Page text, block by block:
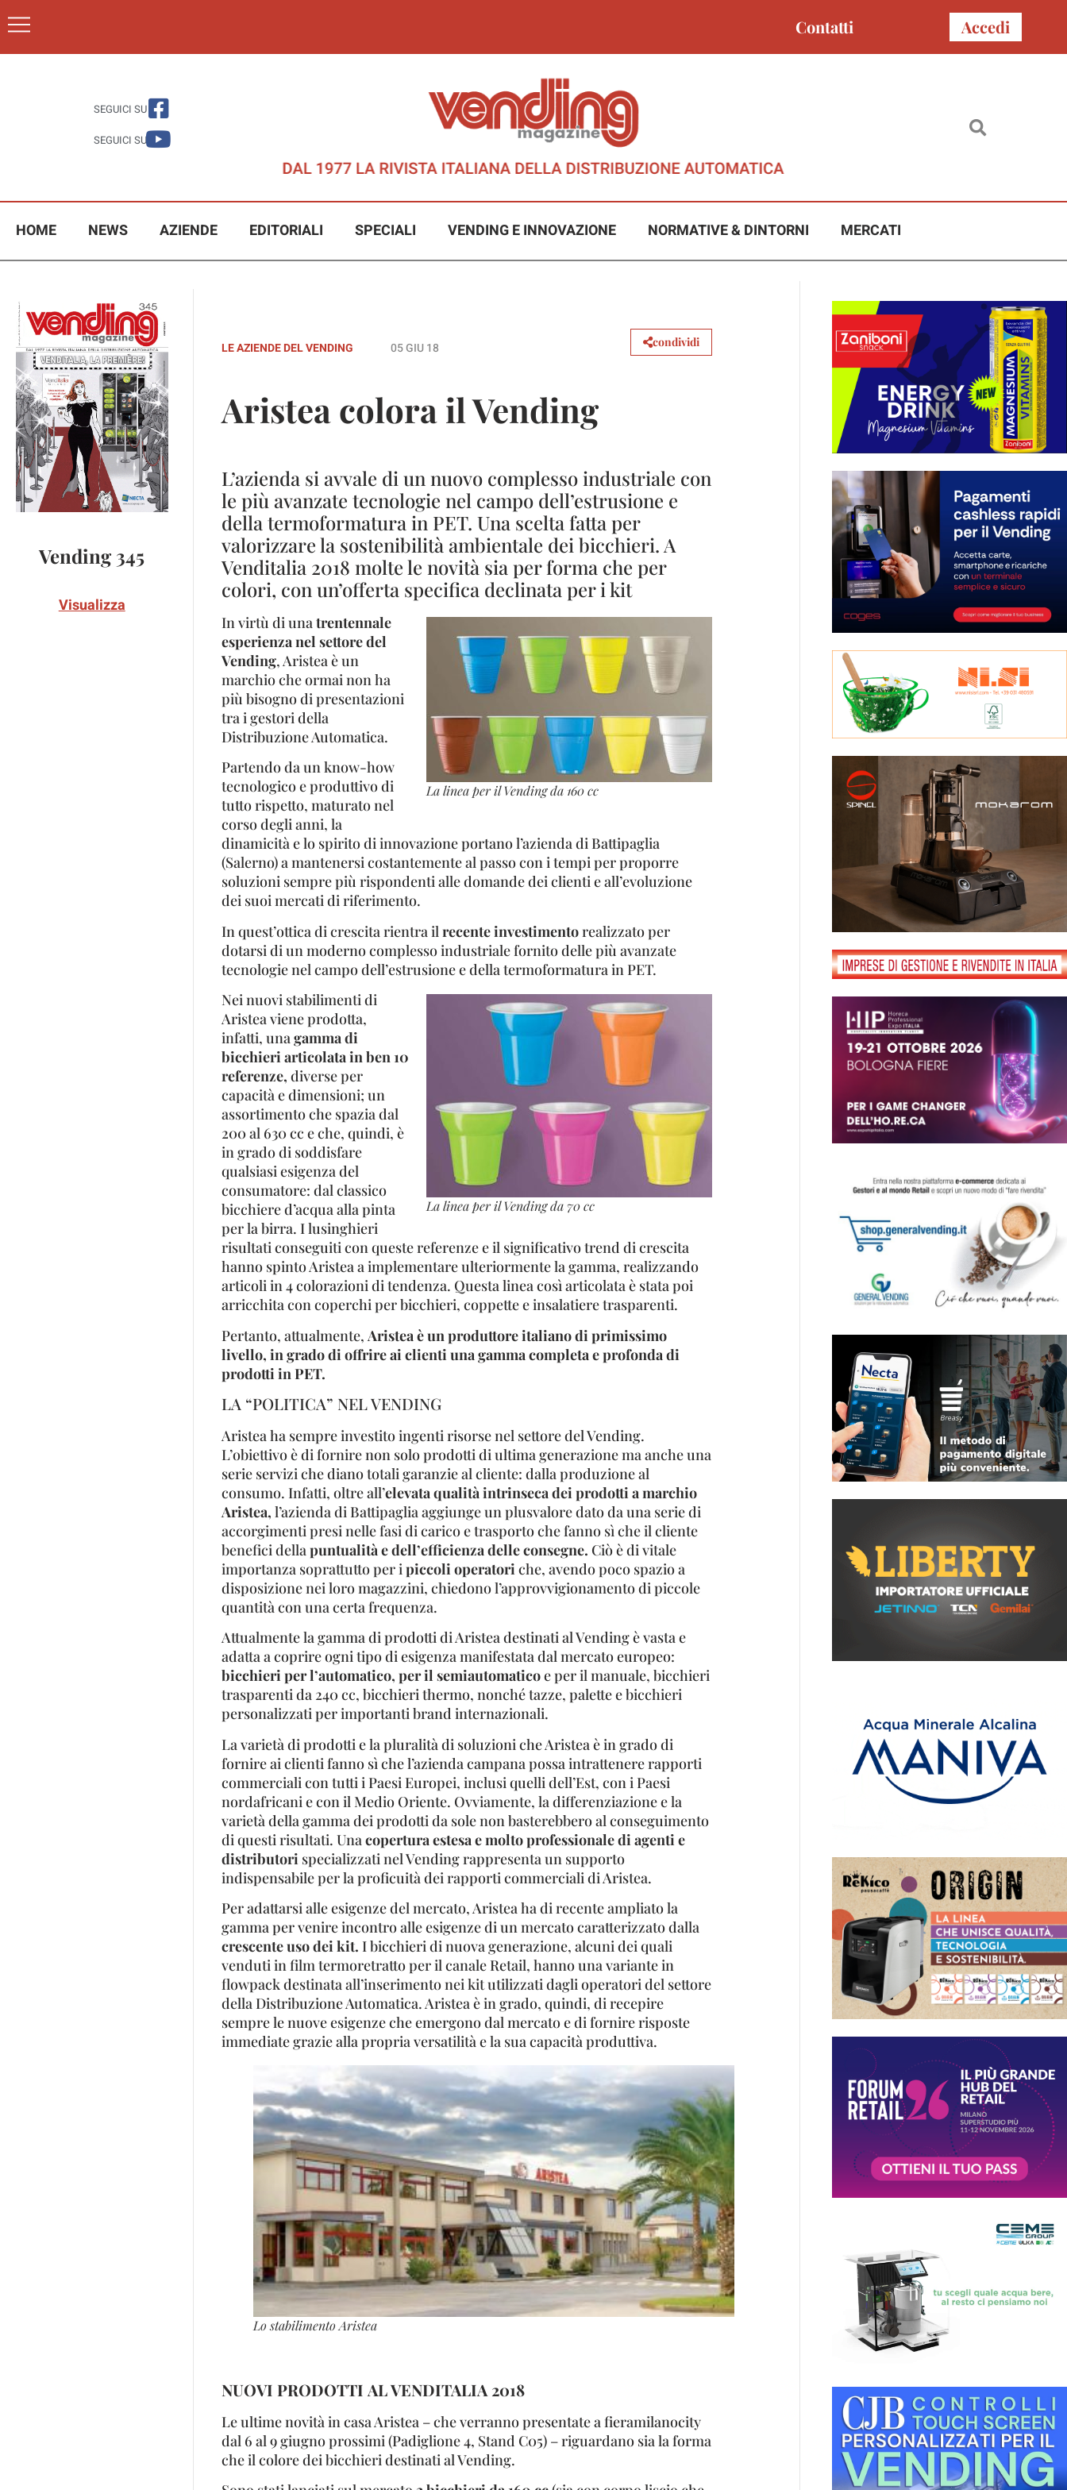
Contatti Accedi
SEGUICI SU
SEGUICI SU
HOME NEWS AZIENDE EDITORIALI SPECIALI VENDING E INNOVAZIONE NORMATIVE & DINTORNI MERCATI
Vending 345
Visualizza
LE AZIENDE DEL VENDING 05 GIU 18 condividi
Aristea colora il Vending
L’azienda si avvale di un nuovo complesso industriale con
le più avanzate tecnologie nel campo dell’estrusione e
della termoformatura in PET. Una scelta fatta per
valorizzare la sostenibilità ambientale dei bicchieri. A
Venditalia 2018 molte le novità sia per forma che per
colori, con un’offerta specifica declinata per i kit
La linea per il Vending da 160 cc
In virtù di unatrentennale
esperienza nel settore del
Vending, Aristea è un
marchio che ormai non ha
più bisogno di presentazioni
tra i gestori della
Distribuzione Automatica.
Partendo da un know-how
tecnologico e produttivo di
tutto rispetto, maturato nel
corso degli anni, la
dinamicità e lo spirito di innovazione portano l’azienda di Battipaglia
(Salerno) a mantenersi costantemente al passo con i tempi per proporre
soluzioni sempre più rispondenti alle domande dei clienti e all’evoluzione
dei suoi mercati di riferimento.
In quest’ottica di crescita rientra il recente investimentorealizzato per
dotarsi di un moderno complesso industriale fornito delle più avanzate
tecnologie nel campo dell’estrusione e della termoformatura in PET.
La linea per il Vending da 70 cc
Nei nuovi stabilimenti di
Aristea viene prodotta,
infatti, unagamma di
bicchieri articolata in ben 10
referenze, diverse per
capacità e dimensioni; un
assortimento che spazia dal
200 al 630 cc e che, quindi, è
in grado di soddisfare
qualsiasi esigenza del
consumatore: dal classico
bicchiere d’acqua alla pinta
per la birra. I lusinghieri
risultati conseguiti con queste referenze e il significativo trend di crescita
hanno spinto Aristea a implementare ulteriormente la gamma, realizzando
articoli in 4 colorazioni di tendenza. Questa linea così articolata è stata poi
arricchita con coperchi per bicchieri, coppette e insalatiere trasparenti.
Pertanto, attualmente, Aristea è un produttore italiano di primissimo
livello, in grado di offrire ai clienti una gamma completa e profonda di
prodotti in PET.
LA “POLITICA” NEL VENDING
Aristea ha sempre investito ingenti risorse nel settore del Vending.
L’obiettivo è di fornire non solo prodotti di ultima generazione ma anche una
serie servizi che diano totali garanzie al cliente: dalla produzione al
consumo. Infatti, oltre all’elevata qualità intrinseca dei prodotti a marchio
Aristea, l’azienda di Battipaglia aggiunge un plusvalore dato da una serie di
accorgimenti presi nelle fasi di carico e trasporto che fanno sì che il cliente
benefici dellapuntualità e dell’efficienza delle consegne. Ciò è di vitale
importanza soprattutto per ipiccoli operatoriche, avendo poco spazio a
disposizione nei loro magazzini, chiedono l’approvvigionamento di piccole
quantità con una certa frequenza.
Attualmente la gamma di prodotti di Aristea destinati al Vending è vasta e
adatta a coprire ogni tipo di esigenza manifestata dal mercato europeo:
bicchieri per l’automatico, per il semiautomaticoe per il manuale, bicchieri
trasparenti da 240 cc, bicchieri thermo, nonché tazze, palette e bicchieri
personalizzati per importanti brand internazionali.
La varietà di prodotti e la pluralità di soluzioni che Aristea è in grado di
fornire ai clienti fanno sì che l’azienda campana possa intrattenere rapporti
commerciali con tutti i Paesi Europei, inclusi quelli dell’Est, con i Paesi
nordafricani e con il Medio Oriente. Ovviamente, la differenziazione e la
varietà della gamma dei prodotti da sole non basterebbero al conseguimento
di questi risultati. Una copertura estesa e molto professionale di agenti e
distributori specializzati nel Vending rappresenta un supporto
indispensabile per la proficuità dei rapporti commerciali di Aristea.
Per adattarsi alle esigenze del mercato, Aristea ha di recente ampliato la
gamma per venire incontro alle esigenze di un mercato caratterizzato dalla
crescente uso dei kit. I bicchieri di nuova generazione, alcuni dei quali
venduti in film termoretratto per il canale Retail, hanno una variante in
flowpack destinata all’inserimento nei kit utilizzati dagli operatori del settore
della Distribuzione Automatica. Aristea è in grado, quindi, di recepire
sempre le nuove esigenze che emergono dal mercato e di fornire risposte
immediate grazie alla propria versatilità e la sua capacità produttiva.
Lo stabilimento Aristea
NUOVI PRODOTTI AL VENDITALIA 2018
Le ultime novità in casa Aristea – che verranno presentate a fieramilanocity
dal 6 al 9 giugno prossimi (Padiglione 4, Stand C05) – riguardano sia la forma
che il colore dei bicchieri destinati al Vending.